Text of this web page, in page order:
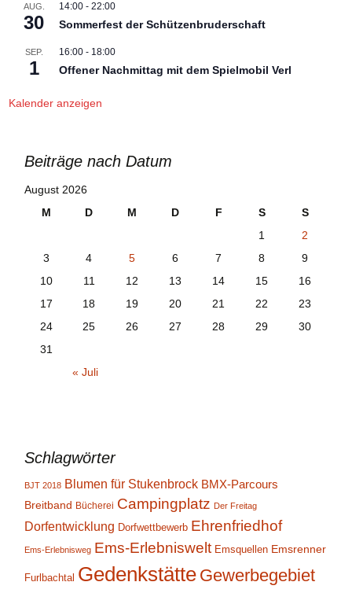
AUG.
30
14:00 -22:00
Sommerfest der Schützenbruderschaft
SEP.
1
16:00 - 18:00
Offener Nachmittag mit dem Spielmobil Verl
Kalender anzeigen
Beiträge nach Datum
August 2026
M
D M D F S
S
1
2
3
4 5 6 7 8
9
10
11 12 13 14 15
16
17
18 19 20 21 22
23
24
25 26 27 28 29
30
31
« Juli
Schlagwörter
BJT 2018 Blumen für Stukenbrock BMX-Parcours
Breitband Bücherei Campingplatz Der Freitag
Dorfentwicklung Dorfwettbewerb Ehrenfriedhof
Ems-Erlebnisweg Ems-Erlebniswelt Emsquellen Emsrenner
Furlbachtal Gedenkstätte Gewerbegebiet